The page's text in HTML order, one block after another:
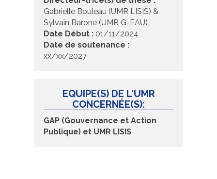
Gabrielle Bouleau (UMR LISIS) &
Sylvain Barone (UMR G-EAU)
Date Début : 01/11/2024
Date de soutenance :
xx/xx/2027
EQUIPE(S) DE L'UMR
CONCERNÉE(S):
GAP (Gouvernance et Action
Publique) et UMR LISIS